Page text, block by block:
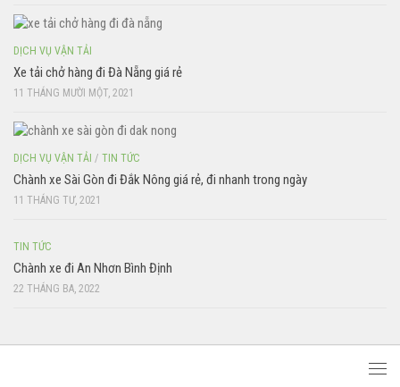
DỊCH VỤ VẬN TẢI
Xe tải chở hàng đi Đà Nẵng giá rẻ
11 THÁNG MƯỜI MỘT, 2021
DỊCH VỤ VẬN TẢI / TIN TỨC
Chành xe Sài Gòn đi Đắk Nông giá rẻ, đi nhanh trong ngày
11 THÁNG TƯ, 2021
TIN TỨC
Chành xe đi An Nhơn Bình Định
22 THÁNG BA, 2022